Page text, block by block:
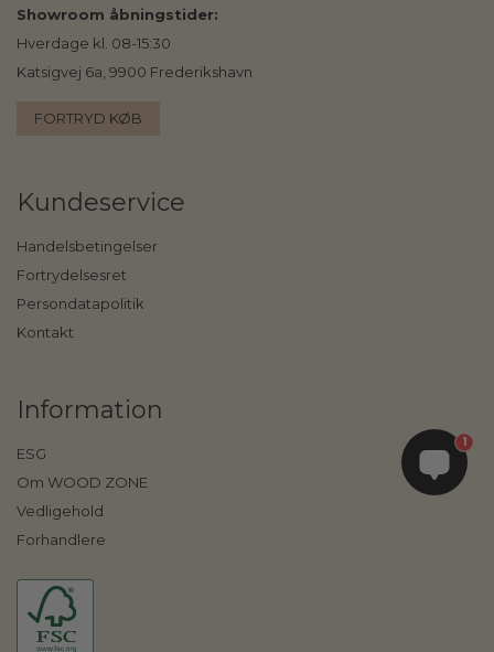
Showroom åbningstider:
Hverdage kl. 08-15:30
Katsigvej 6a, 9900 Frederikshavn
FORTRYD KØB
Kundeservice
Handelsbetingelser
Fortrydelsesret
Persondatapolitik
Kontakt
Information
ESG
Om WOOD ZONE
Vedligehold
Forhandlere
1